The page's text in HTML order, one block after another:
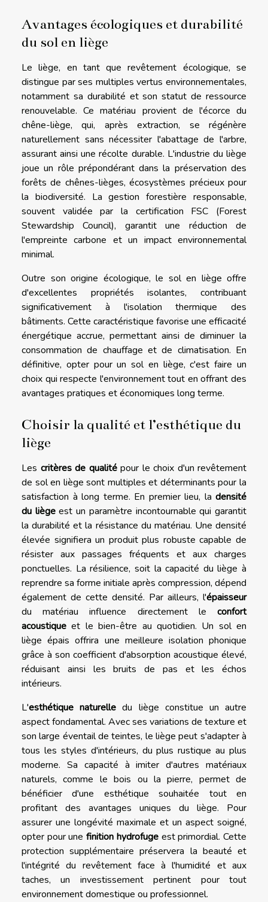
Avantages écologiques et durabilité
du sol en liège
Le liège, en tant que revêtement écologique, se
distingue par ses multiples vertus environnementales,
notamment sa durabilité et son statut de ressource
renouvelable. Ce matériau provient de l'écorce du
chêne-liège, qui, après extraction, se régénère
naturellement sans nécessiter l'abattage de l'arbre,
assurant ainsi une récolte durable. L'industrie du liège
joue un rôle prépondérant dans la préservation des
forêts de chênes-lièges, écosystèmes précieux pour
la biodiversité. La gestion forestière responsable,
souvent validée par la certification FSC (Forest
Stewardship Council), garantit une réduction de
l'empreinte carbone et un impact environnemental
minimal.
Outre son origine écologique, le sol en liège offre
d'excellentes propriétés isolantes, contribuant
significativement à l'isolation thermique des
bâtiments. Cette caractéristique favorise une efficacité
énergétique accrue, permettant ainsi de diminuer la
consommation de chauffage et de climatisation. En
définitive, opter pour un sol en liège, c'est faire un
choix qui respecte l'environnement tout en offrant des
avantages pratiques et économiques long terme.
Choisir la qualité et l’esthétique du
liège
Les critères de qualitépour le choix d'un revêtement
de sol en liège sont multiples et déterminants pour la
satisfaction à long terme. En premier lieu, la densité
du liègeest un paramètre incontournable qui garantit
la durabilité et la résistance du matériau. Une densité
élevée signifiera un produit plus robuste capable de
résister aux passages fréquents et aux charges
ponctuelles. La résilience, soit la capacité du liège à
reprendre sa forme initiale après compression, dépend
également de cette densité. Par ailleurs, l'épaisseur
du matériau influence directement le confort
acoustique et le bien-être au quotidien. Un sol en
liège épais offrira une meilleure isolation phonique
grâce à son coefficient d'absorption acoustique élevé,
réduisant ainsi les bruits de pas et les échos
intérieurs.
L'esthétique naturelle du liège constitue un autre
aspect fondamental. Avec ses variations de texture et
son large éventail de teintes, le liège peut s'adapter à
tous les styles d'intérieurs, du plus rustique au plus
moderne. Sa capacité à imiter d'autres matériaux
naturels, comme le bois ou la pierre, permet de
bénéficier d'une esthétique souhaitée tout en
profitant des avantages uniques du liège. Pour
assurer une longévité maximale et un aspect soigné,
opter pour unefinition hydrofugeest primordial. Cette
protection supplémentaire préservera la beauté et
l'intégrité du revêtement face à l'humidité et aux
taches, un investissement pertinent pour tout
environnement domestique ou professionnel.